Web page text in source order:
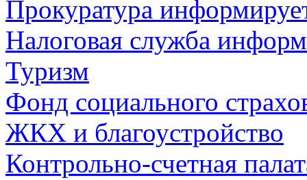
Прокуратура
Налоговая служба
Туризм
Фонд социального
ЖКХ и благоустройство
Контрольно-счетная